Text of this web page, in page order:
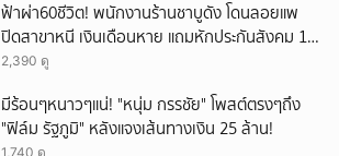
ฟ้าผ่า60ชีวิต! พนักงานร้านชาบูดัง โดนลอยแพ
ปิดสาขาหนี เงินเดือนหาย แถมหักประกันสังคม 11
เดือนแต่ไม่ส่ง?
2,390 ดู
มีร้อนๆหนาวๆแน่! "หนุ่ม กรรชัย" โพสต์ตรงๆถึง
"ฟิล์ม รัฐภูมิ" หลังแจงเส้นทางเงิน 25 ล้าน!
1,740 ดู